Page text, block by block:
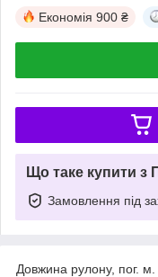
Економія 900 ₴
Що таке купити з
Замовлення під
Довжина рулону, пог. м.